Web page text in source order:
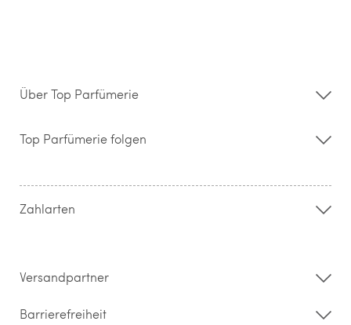
Über Top Parfümerie
Storefinder
Kontakt
Widerrufsrecht & Rückgabebedingungen
Top Parfümerie folgen
Zahlarten
Versandpartner
Barrierefreiheit